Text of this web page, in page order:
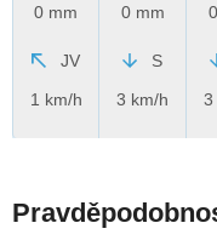
0 mm
JV
1 km/h
0 mm
S
3 km/h
3